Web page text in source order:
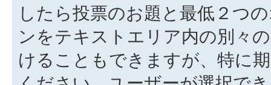
したら投票のお題と最低２つ
ンをテキストエリア内の別々
けることもできますが、特に